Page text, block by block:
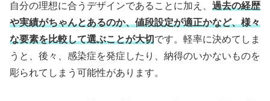
自分の理想に合うデザインであることに加え、 過去の経歴
や実績がちゃんとあるのか、値段設定が適正かなど、様々
な要素を比較して選ぶことが大切です。軽率に決めてしま
うと、後々、感染症を発症したり、納得のいかないものを
彫られてしまう可能性があります。